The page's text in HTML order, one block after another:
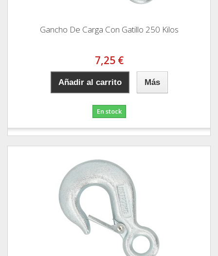
Gancho De Carga Con Gatillo 250 Kilos
7,25 €
Añadir al carrito Más
En stock